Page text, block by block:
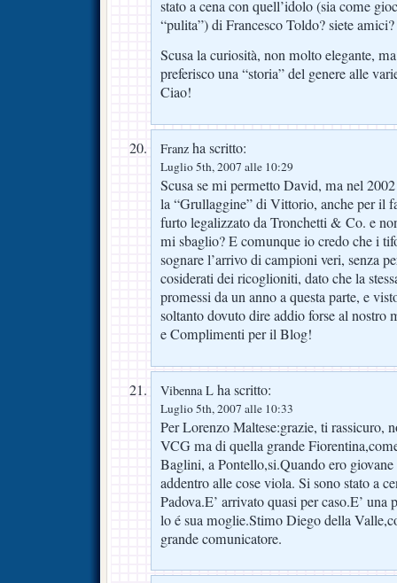
stato a cena con quell’idolo (sia come
“pulita”) di Francesco Toldo? siete amici?
Scusa la curiosità, non molto elegante,
preferisco una “storia” del genere alle
Ciao!
Franz ha scritto:
Luglio 5th, 2007 alle 10:29
Scusa se mi permetto David, ma nel
la “Grullaggine” di Vittorio, anche per il
furto legalizzato da Tronchetti & Co. e
mi sbaglio? E comunque io credo che i
sognare l’arrivo di campioni veri, senza
cosiderati dei ricoglioniti, dato che la
promessi da un anno a questa parte, e
soltanto dovuto dire addio forse al
e Complimenti per il Blog!
Vibenna L ha scritto:
Luglio 5th, 2007 alle 10:33
Per Lorenzo Maltese:grazie, ti rassicuro,
VCG ma di quella grande
Baglini, a Pontello,si.Quando ero
addentro alle cose viola. Si sono stato a
Padova.E’ arrivato quasi per caso.E’ una
lo é sua moglie.Stimo Diego della
grande comunicatore.